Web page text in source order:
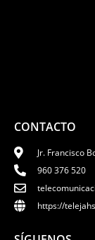
CONTACTO
Jr. Francisco
960 376 520
https://